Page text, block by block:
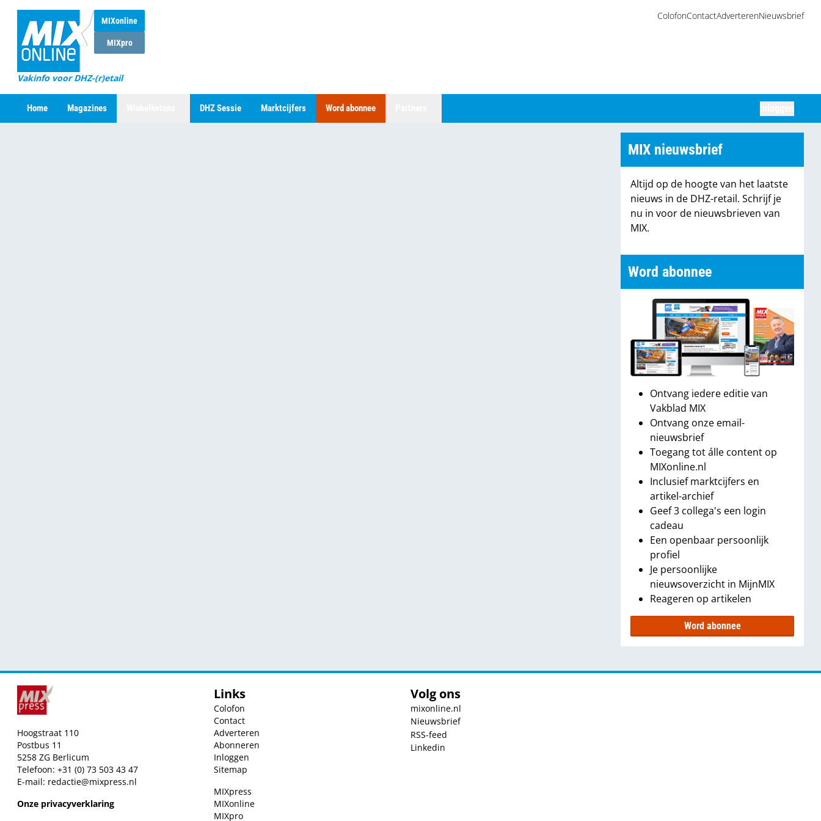
MIXonline
MIXpro
Vakinfo voor DHZ-(r)etail
ColofonContactAdverterenNieuwsbrief
Home Magazines DHZ Sessie Marktcijfers Word abonnee
MIX nieuwsbrief
Altijd op de hoogte van het laatste
nieuws in de DHZ-retail. Schrijf je
nu in voor de nieuwsbrieven van
MIX.
Word abonnee
Ontvang iedere editie van
Vakblad MIX
Ontvang onze email-
nieuwsbrief
Toegang tot álle content op
MIXonline.nl
Inclusief marktcijfers en
artikel-archief
Geef 3 collega's een login
cadeau
Een openbaar persoonlijk
profiel
Je persoonlijke
nieuwsoverzicht in MijnMIX
Reageren op artikelen
Word abonnee
Hoogstraat 110
Postbus 11
5258 ZG Berlicum
Telefoon: +31 (0) 73 503 43 47
E-mail: redactie@mixpress.nl
Onze privacyverklaring
Links
Colofon
Contact
Adverteren
Abonneren
Inloggen
Sitemap
MIXpress
MIXonline
MIXpro
Volg ons
mixonline.nl
Nieuwsbrief
RSS-feed
Linkedin